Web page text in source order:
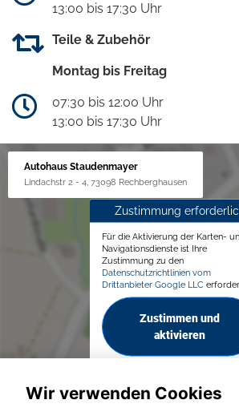
13:00 bis 17:30 Uhr
Teile & Zubehör
Montag bis Freitag
07:30 bis 12:00 Uhr
13:00 bis 17:30 Uhr
Autohaus Staudenmayer
Lindachstr 2 - 4, 73098 Rechberghausen
Zustimmung
Für die Aktivierung der Karten-
Navigationsdienste ist Ihre
Zustimmung zu den
Datenschutzrichtlinien vom
Drittanbieter Google LLC
Zustimmen und
aktivieren
Wir verwenden Cookies